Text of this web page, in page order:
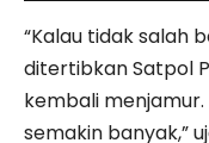
“Kalau tidak salah
ditertibkan Satpol
kembali
semakin banyak,”